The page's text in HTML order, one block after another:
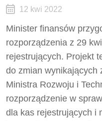
12 kwi 2022
Minister finansów
rozporządzenia z 29
rejestrujących. Projekt
do zmian wynikających
Ministra Rozwoju i
rozporządzenie w
dla kas rejestrujących i